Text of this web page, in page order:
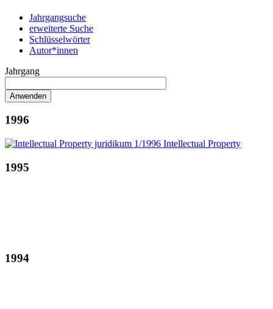
Jahrgangsuche
erweiterte Suche
Schlüsselwörter
Autor*innen
Jahrgang
1996
1995
1994